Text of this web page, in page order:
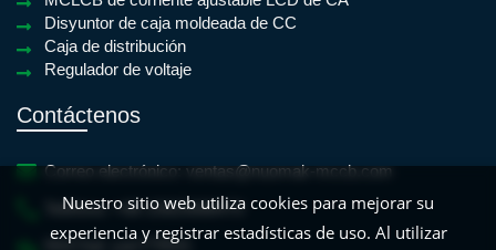
Nuestro sitio web utiliza cookies para mejorar su
experiencia y registrar estadísticas de uso. Al utilizar
Disyuntor de caja moldeada de CC
Caja de distribución
Regulador de voltaje
Contáctenos
Correo electrónico: ventas@nuomak-mccb.com
Teléfono:+86-15825688470
WeChat:yan779931